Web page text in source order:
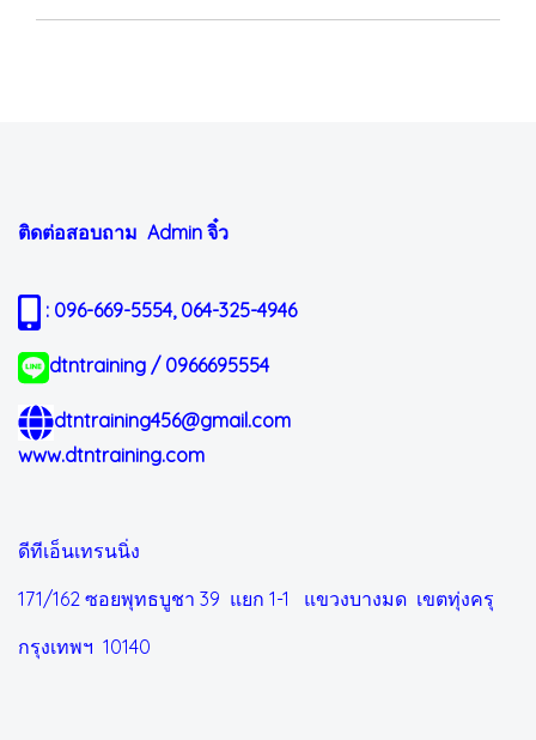
ติดต่อสอบถาม Admin จิ๋ว
: 096-669-5554, 064-325-4946
dtntraining / 0966695554
dtntraining456@gmail.com
www.dtntraining.com
ดีทีเอ็นเทรนนิ่ง
171/162 ซอยพุทธบูชา 39 แยก 1-1 แขวงบางมด เขตทุ่งครุ
กรุงเทพฯ 10140